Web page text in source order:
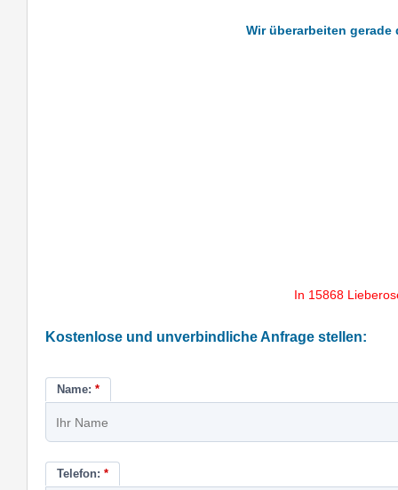
Wir überarbeiten
In 15868
Kostenlose und unverbindliche Anfrage stellen:
Name: *
Telefon: *